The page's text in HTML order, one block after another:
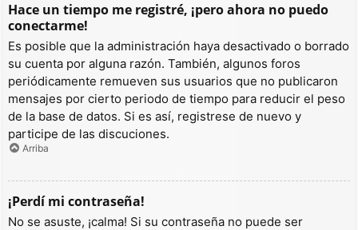
Hace un tiempo me registré, ¡pero ahora no puedo
conectarme!
Es posible que la administración haya desactivado o borrado
su cuenta por alguna razón. También, algunos foros
periódicamente remueven sus usuarios que no publicaron
mensajes por cierto periodo de tiempo para reducir el peso
de la base de datos. Si es así, registrese de nuevo y
participe de las discuciones.
Arriba
¡Perdí mi contraseña!
No se asuste, ¡calma! Si su contraseña no puede ser